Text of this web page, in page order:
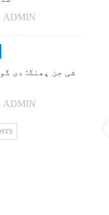
ADMIN
شی جن پھنگ: دی
ADMIN